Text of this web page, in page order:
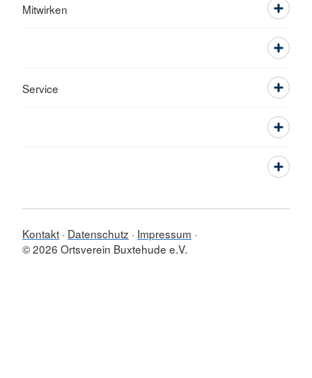
Mitwirken
Service
Kontakt Datenschutz
Impressum
© 2026 Ortsverein Buxtehude e.V.